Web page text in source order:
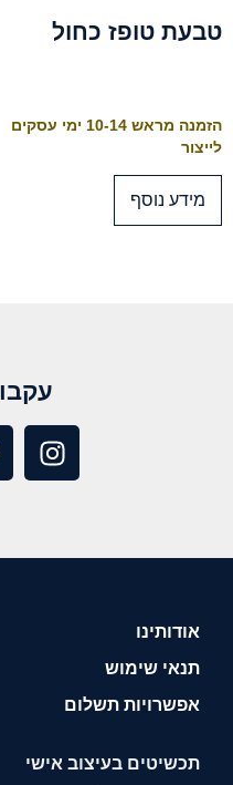
טבעת טופז כחול
הזמנה מראש 10-14 ימי עסקים
לייצור
מידע נוסף
אודותינו
תנאי שימוש
אפשרויות תשלום
תכשיטים בעיצוב אישי